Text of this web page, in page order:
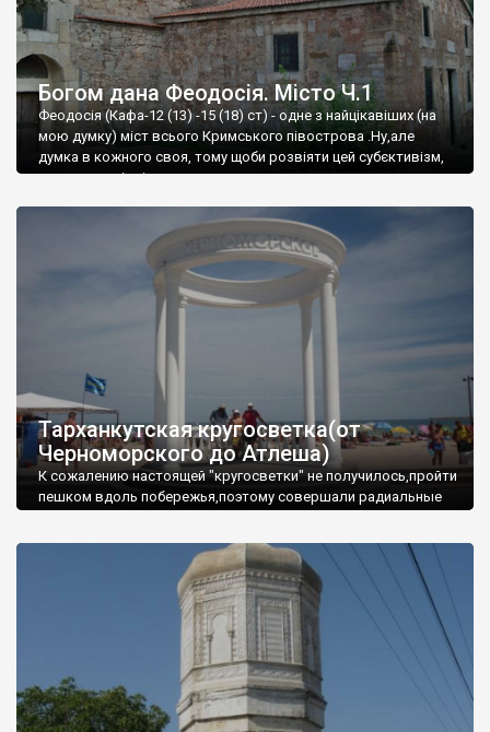
Богом дана Феодосія. Місто Ч.1
Феодосія (Кафа-12 (13) -15 (18) ст) - одне з найцікавіших (на
мою думку) міст всього Кримського півострова .Ну,але
думка в кожного своя, тому щоби розвіяти цей субєктивізм,
запрошую відвідати це
Тарханкутская кругосветка(от
Черноморского до Атлеша)
К сожалению настоящей "кругосветки" не получилось,пройти
пешком вдоль побережья,поэтому совершали радиальные